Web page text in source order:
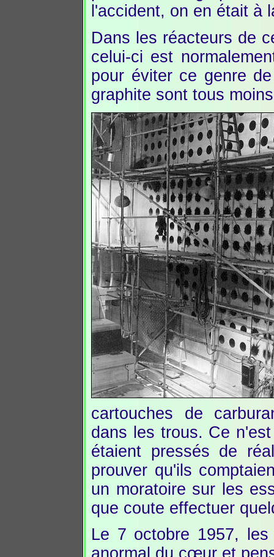
l'accident, on en était à
Dans les réacteurs de
celui-ci est
pour éviter ce genre
graphite sont tous
cartouches de
dans les trous. Ce
étaient pressés de
prouver qu'ils
un moratoire sur les
que coute effectuer
Le 7 octobre 1957, les